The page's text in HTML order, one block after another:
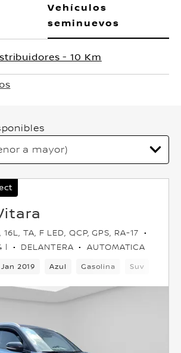
Vehículos
seminuevos
- 10 Km
TA, F LED, QCP, GPS, RA-17
l DELANTERA AUTOMATICA
Jan 2019 Azul Gasolina Suv